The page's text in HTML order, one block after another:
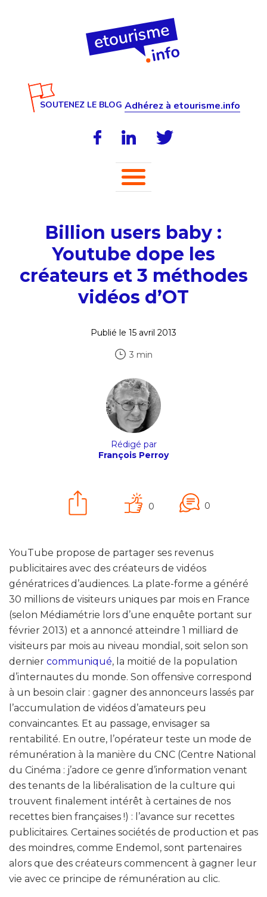
SOUTENEZ LE BLOG Adhérez à etourisme.info
Billion users baby :
Youtube dope les
créateurs et 3 méthodes
vidéos d’OT
Publié le 15 avril 2013
3 min
Rédigé par
François Perroy
0 0
YouTube propose de partager ses revenus
publicitaires avec des créateurs de vidéos
génératrices d’audiences. La plate-forme a généré
30 millions de visiteurs uniques par mois en France
(selon Médiamétrie lors d’une enquête portant sur
février 2013) et a annoncé atteindre 1 milliard de
visiteurs par mois au niveau mondial, soit selon son
dernier communiqué, la moitié de la population
d’internautes du monde. Son offensive correspond
à un besoin clair : gagner des annonceurs lassés par
l’accumulation de vidéos d’amateurs peu
convaincantes. Et au passage, envisager sa
rentabilité. En outre, l’opérateur teste un mode de
rémunération à la manière du CNC (Centre National
du Cinéma : j’adore ce genre d’information venant
des tenants de la libéralisation de la culture qui
trouvent finalement intérêt à certaines de nos
recettes bien françaises !) : l’avance sur recettes
publicitaires. Certaines sociétés de production et pas
des moindres, comme Endemol, sont partenaires
alors que des créateurs commencent à gagner leur
vie avec ce principe de rémunération au clic.